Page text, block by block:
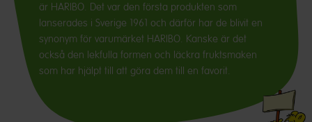
är HARIBO. Det var den första produkten som
lanserades i Sverige 1961 och därför har de blivit en
synonym för varumärket HARIBO. Kanske är det
också den lekfulla formen och läckra fruktsmaken
som har hjälpt till att göra dem till en favorit.